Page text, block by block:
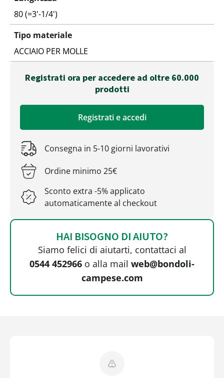
80 (=3'-1/4')
Tipo materiale
ACCIAIO PER MOLLE
Registrati ora per accedere ad oltre 60.000
prodotti
Registrati e accedi
Consegna in 5-10 giorni lavorativi
Ordine minimo 25€
Sconto extra -5% applicato
automaticamente al checkout
HAI BISOGNO DI AIUTO?
Siamo felici di aiutarti, contattaci al
0544 452966 o alla mail web@bondoli-
campese.com